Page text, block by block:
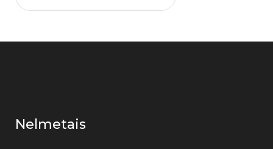
Nelmetais